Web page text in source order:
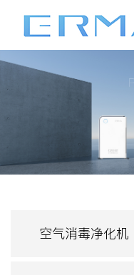
空气消毒净化机